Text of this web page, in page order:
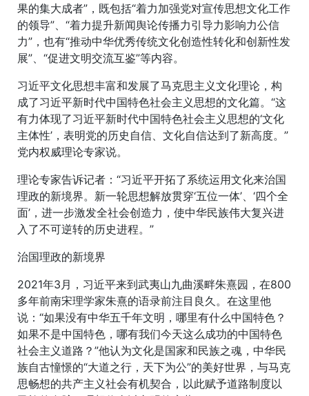
果的集大成者”，既包括“着力加强党对宣传思想文化工作
的领导”、“着力提升新闻舆论传播力引导力影响力公信
力”，也有“推动中华优秀传统文化创造性转化和创新性发
展”、“促进文明交流互鉴”等内容。
习近平文化思想丰富和发展了马克思主义文化理论，构
成了习近平新时代中国特色社会主义思想的文化篇。“这
有力体现了习近平新时代中国特色社会主义思想的‘文化
主体性’，表明党的历史自信、文化自信达到了新高度。”
党内权威理论专家说。
理论专家告诉记者：“习近平开拓了系统运用文化来治国
理政的新境界。新一轮思想解放贯穿‘五位一体’、‘四个全
面’，进一步激发全社会创造力，使中华民族伟大复兴进
入了不可逆转的历史进程。”
治国理政的新境界
2021年3月，习近平来到武夷山九曲溪畔朱熹园，在800
多年前南宋理学家朱熹的语录前注目良久。在这里他
说：“如果没有中华五千年文明，哪里有什么中国特色？
如果不是中国特色，哪有我们今天这么成功的中国特色
社会主义道路？”他认为文化是国家和民族之魂，中华民
族自古憧憬的“大道之行，天下为公”的美好世界，与马克
思畅想的共产主义社会有机契合，以此赋予道路制度以